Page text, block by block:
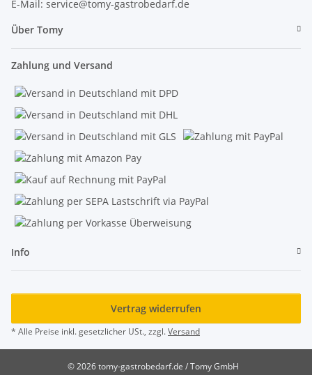
E-Mail: service@tomy-gastrobedarf.de
Über Tomy
Zahlung und Versand
Info
Vertrag widerrufen
* Alle Preise inkl. gesetzlicher USt., zzgl.Versand
© 2026 tomy-gastrobedarf.de / Tomy GmbH